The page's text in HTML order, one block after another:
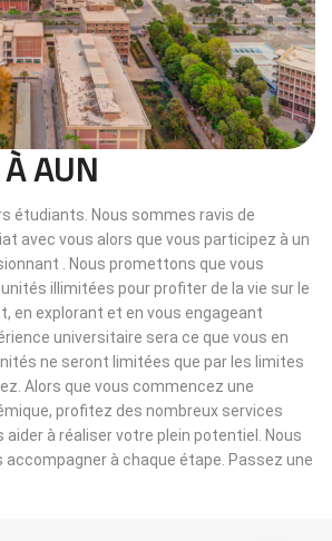
AUN
étudiants. Nous sommes ravis de
avec vous alors que vous participez à un
. Nous promettons que vous
illimitées pour profiter de la vie sur le
en explorant et en vous engageant
universitaire sera ce que vous en
ne seront limitées que par les limites
Alors que vous commencez une
profitez des nombreux services
aider à réaliser votre plein potentiel. Nous
accompagner à chaque étape. Passez une